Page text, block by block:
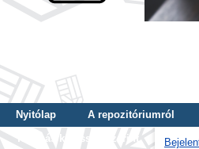
Nyitólap A repozitóriumról
Tallózás kulcsszó szerint